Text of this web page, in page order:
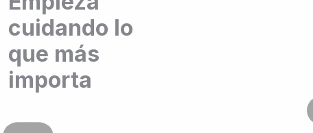
cuidando lo
que más
importa